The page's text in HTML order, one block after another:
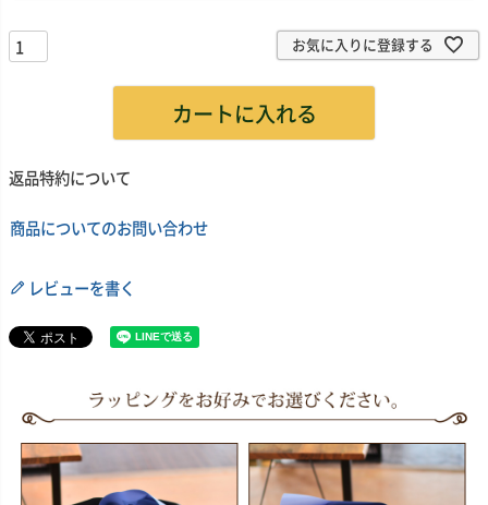
お気に入りに登録する
カートに入れる
返品特約について
商品についてのお問い合わせ
レビューを書く